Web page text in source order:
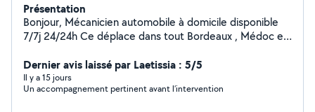
Présentation
Bonjour, Mécanicien automobile à domicile disponible
7/7j 24/24h Ce déplace dans tout Bordeaux , Médoc et
effacement des voyants / codage injecteurs /
régénération Fap - Problème Adblue -Vidange /
entretien moteur -Freinages ( Disques / plaquettes ) -
Dernier avis laissé par Laetissia : 5/5
Il y a 15 jours
Un accompagnement pertinent avant l’intervention